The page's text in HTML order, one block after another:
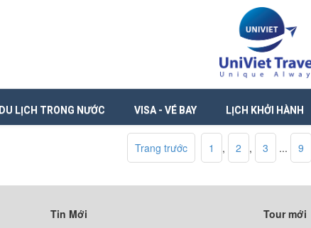
DU LỊCH TRONG NƯỚC VISA - VÉ BAY LỊCH KHỞI HÀNH
Trang trước 1 , 2 , 3 ... 9
Tin Mới Tour mới